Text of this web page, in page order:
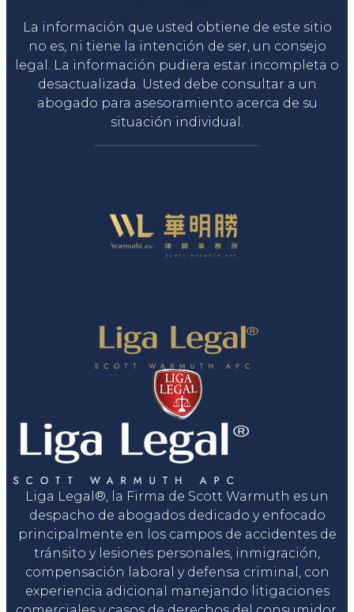
La información que usted obtiene de este sitio
no es, ni tiene la intención de ser, un consejo
legal. La información pudiera estar incompleta o
desactualizada. Usted debe consultar a un
abogado para asesoramiento acerca de su
situación individual.
Liga Legal®, la Firma de Scott Warmuth es un
despacho de abogados dedicado y enfocado
principalmente en los campos de accidentes de
tránsito y lesiones personales, inmigración,
compensación laboral y defensa criminal, con
experiencia adicional manejando litigaciones